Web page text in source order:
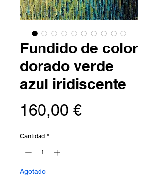
Fundido de color
dorado verde
azul iridiscente
160,00 €Precio
Cantidad *
Agotado